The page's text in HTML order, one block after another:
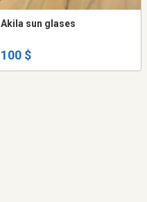
Akila sun glases
100 $